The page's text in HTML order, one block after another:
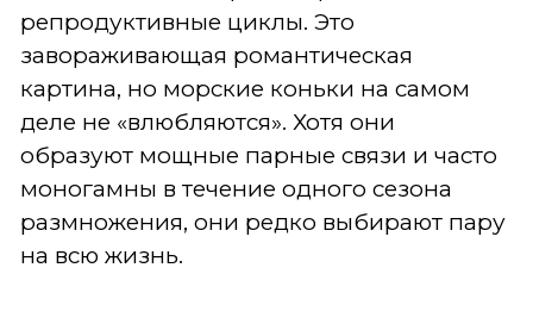
репродуктивные циклы. Это
завораживающая романтическая
картина, но морские коньки на самом
деле не «влюбляются». Хотя они
образуют мощные парные связи и часто
моногамны в течение одного сезона
размножения, они редко выбирают пару
на всю жизнь.